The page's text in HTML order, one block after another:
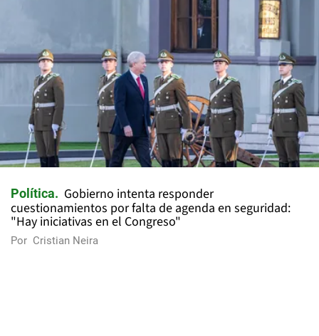
Política
Gobierno intenta responder
cuestionamientos por falta de agenda en seguridad:
"Hay iniciativas en el Congreso"
Por Cristian Neira